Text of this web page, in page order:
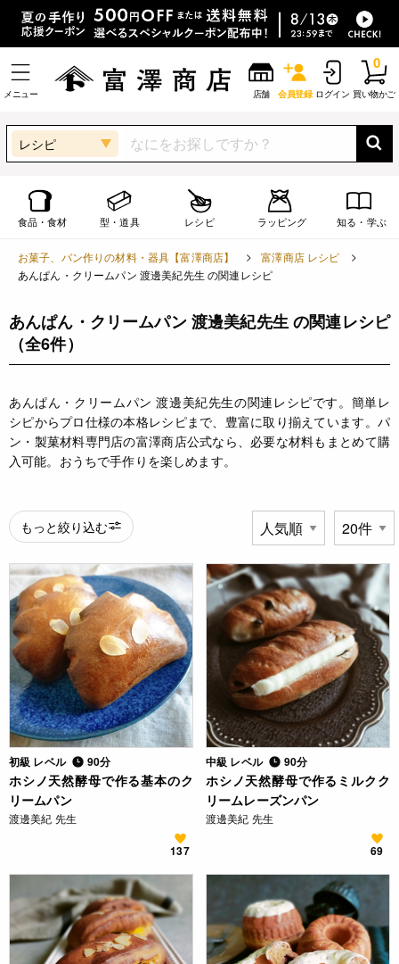
メニュー 店舗 会員登録 ログイン 買い物かご
0
レシピ
食品・食材 型・道具 レシピ ラッピング 知る・学ぶ
お菓子、パン作りの材料・器具【富澤商店】
富澤商店 レシピ
あんぱん・クリームパン 渡邊美紀先生 の関連レシピ
あんぱん・クリームパン 渡邊美紀先生 の関連レシピ
（全6件）
あんぱん・クリームパン 渡邊美紀先生の関連レシピです。簡単レ
シピからプロ仕様の本格レシピまで、豊富に取り揃えています。パ
ン・製菓材料専門店の富澤商店公式なら、必要な材料もまとめて購
入可能。おうちで手作りを楽しめます。
もっと絞り込む
初級 レベル 90分
ホシノ天然酵母で作る基本のク
リームパン
渡邊美紀 先生
137
中級 レベル 90分
ホシノ天然酵母で作るミルクク
リームレーズンパン
渡邊美紀 先生
69